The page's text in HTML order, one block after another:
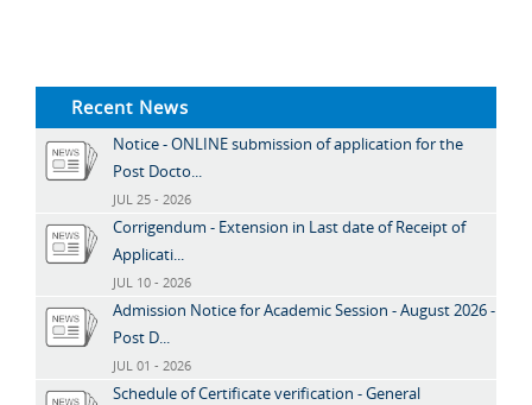
Recent News
Notice - ONLINE submission of application for the
Post Docto...
JUL 25 - 2026
Corrigendum - Extension in Last date of Receipt of
Applicati...
JUL 10 - 2026
Admission Notice for Academic Session - August 2026 -
Post D...
JUL 01 - 2026
Schedule of Certificate verification - General